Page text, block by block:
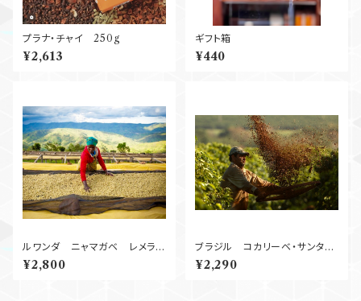
プラナ・チャイ 250g
¥2,613
ギフト箱
¥440
ルワンダ ニャマガベ レメラ
Natural 250g
¥2,800
ブラジル コカリーベ・サンタロ
サ Natural 250g （中煎り）
¥2,290